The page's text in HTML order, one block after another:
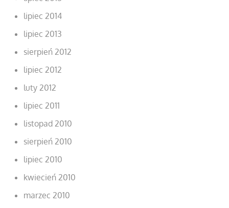
lipiec 2014
lipiec 2013
sierpień 2012
lipiec 2012
luty 2012
lipiec 2011
listopad 2010
sierpień 2010
lipiec 2010
kwiecień 2010
marzec 2010